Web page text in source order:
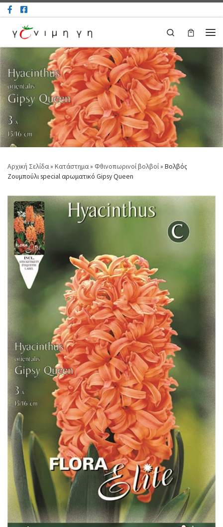
Μετάβαση στο περιεχόμενο
Search
Αρχική Σελίδα» Κατάστημα» Φθινοπωρινοί βολβοί» Βολβός
Ζουμπούλι special αρωματικό Gipsy Queen